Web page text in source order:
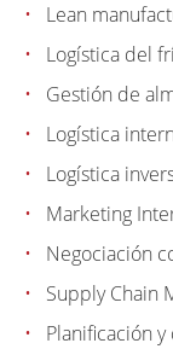
Lean
Logística del
Gestión de
Logística
Logística
Marketing
Negociación
Supply Chain
Planificación